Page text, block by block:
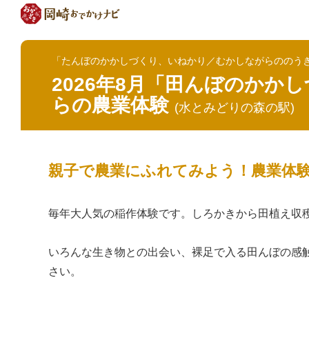
「たんぼのかかしづくり、いねかり／むかしながらのの
2026年8月「田んぼのかか
らの農業体験 (水とみどりの森の駅)
親子で農業にふれてみよう！農業体
毎年大人気の稲作体験です。しろかきから田植え収
いろんな生き物との出会い、裸足で入る田んぼの
さい。